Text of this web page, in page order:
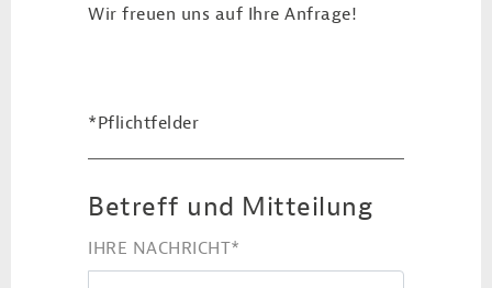
Wir freuen uns auf Ihre Anfrage!
*Pflichtfelder
Betreff und Mitteilung
IHRE NACHRICHT*